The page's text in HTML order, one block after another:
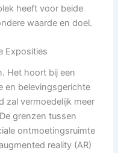
heeft voor beide
waarde en doel.
Exposities
Het hoort bij een
en belevingsgerichte
zal vermoedelijk meer
grenzen tussen
ontmoetingsruimte
reality (AR)